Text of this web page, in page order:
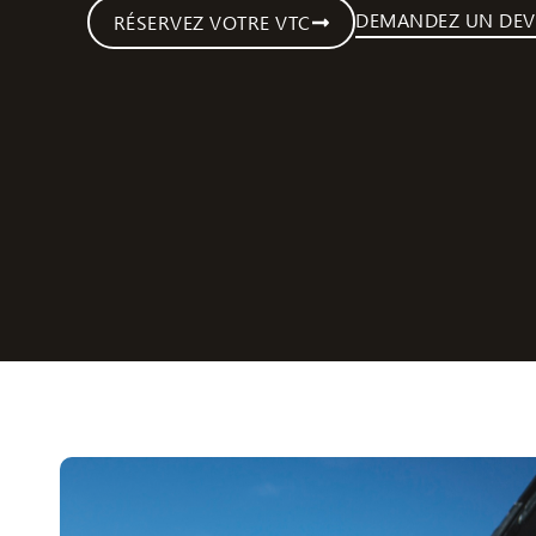
RÉSERVEZ VOTRE VTC DEMANDEZ UN